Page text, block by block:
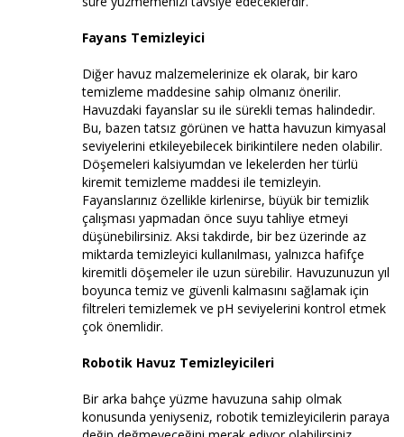
Fayans Temizleyici
Diğer havuz malzemelerinize ek olarak, bir karo
temizleme maddesine sahip olmanız önerilir.
Havuzdaki fayanslar su ile sürekli temas halindedir.
Bu, bazen tatsız görünen ve hatta havuzun kimyasal
seviyelerini etkileyebilecek birikintilere neden olabilir.
Döşemeleri kalsiyumdan ve lekelerden her türlü
kiremit temizleme maddesi ile temizleyin.
Fayanslarınız özellikle kirlenirse, büyük bir temizlik
çalışması yapmadan önce suyu tahliye etmeyi
düşünebilirsiniz. Aksi takdirde, bir bez üzerinde az
miktarda temizleyici kullanılması, yalnızca hafifçe
kiremitli döşemeler ile uzun sürebilir. Havuzunuzun yıl
boyunca temiz ve güvenli kalmasını sağlamak için
filtreleri temizlemek ve pH seviyelerini kontrol etmek
çok önemlidir.
Robotik Havuz Temizleyicileri
Bir arka bahçe yüzme havuzuna sahip olmak
konusunda yeniyseniz, robotik temizleyicilerin paraya